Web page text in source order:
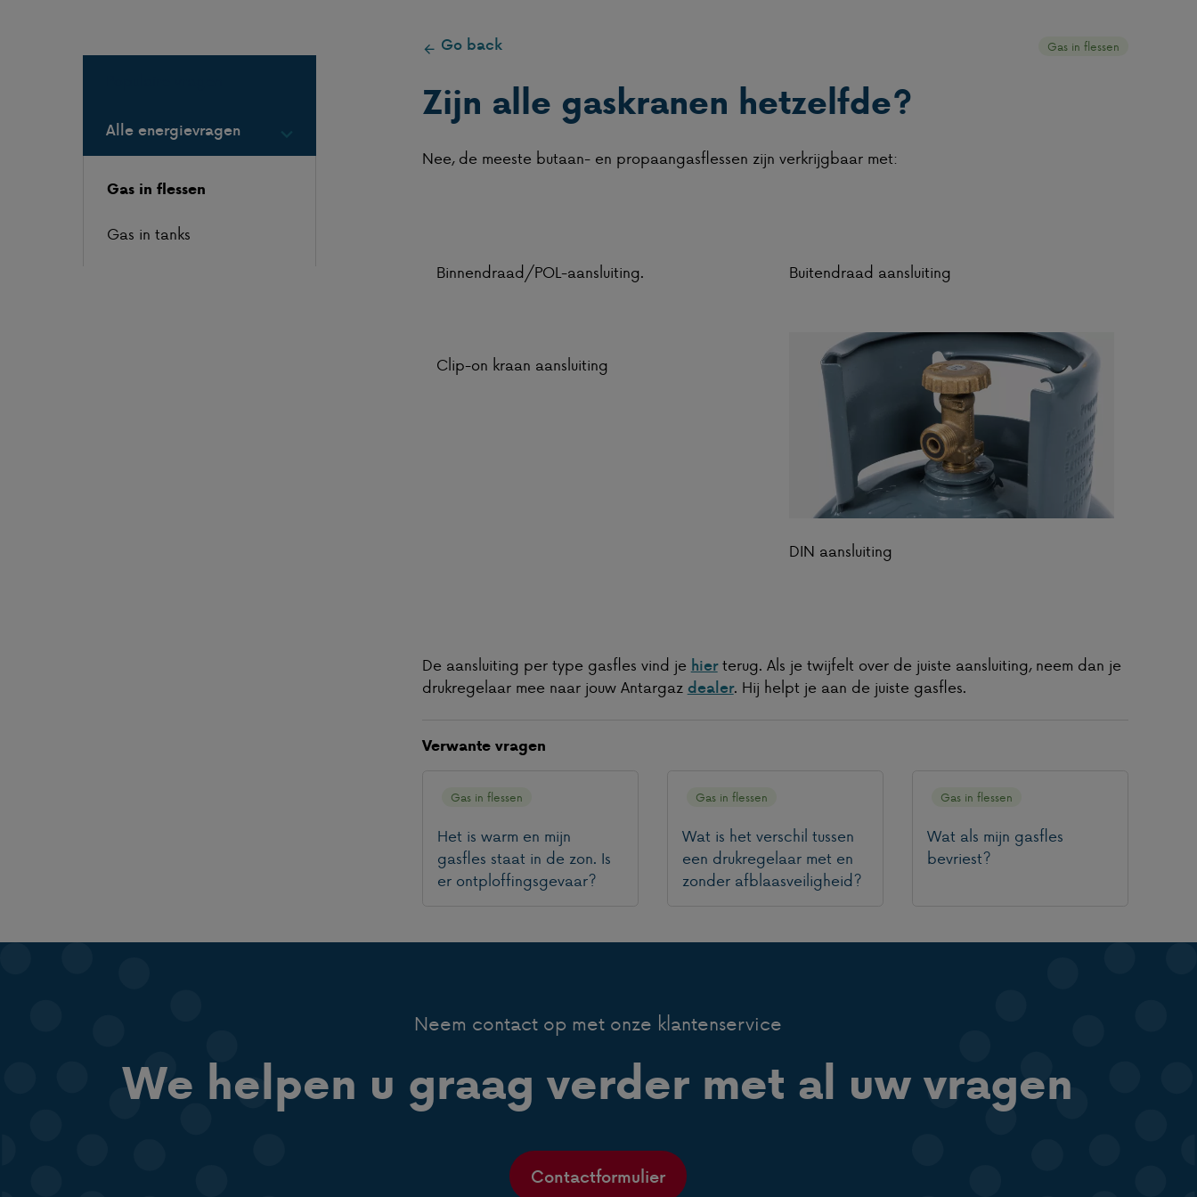
Alle energievragen
Gas in flessen
Gas in tanks
Go back Gas in flessen
Zijn alle gaskranen hetzelfde?
Nee, de meeste butaan- en propaangasflessen zijn verkrijgbaar met:
Binnendraad/POL-aansluiting. Buitendraad aansluiting
Clip-on kraan aansluiting
DIN aansluiting
De aansluiting per type gasfles vind je hierterug. Als je twijfelt over de juiste aansluiting, neem dan je
drukregelaar mee naar jouw Antargaz dealer. Hij helpt je aan de juiste gasfles.
Verwante vragen
Het is warm en mijn
gasfles staat in de zon. Is
er ontploffingsgevaar?
Gas in flessen
Wat is het verschil tussen
een drukregelaar met en
zonder afblaasveiligheid?
Gas in flessen
Wat als mijn gasfles
bevriest?
Gas in flessen
Neem contact op met onze klantenservice
We helpen u graag verder met al uw vragen
Contactformulier